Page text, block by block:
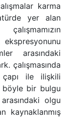
karma
yer alan
arasındaki
çalışmasında
çapı ile ilişkili
böyle bir bulgu
olgu
kaynaklanmış